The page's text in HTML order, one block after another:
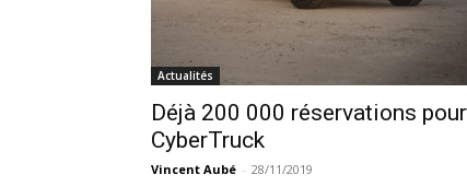
Actualités
Déjà 200 000 réservations
CyberTruck
Vincent Aubé - 28/11/2019